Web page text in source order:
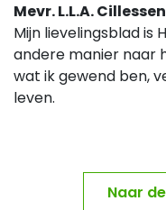
Mevr. L.L.A.
Mijn lievelingsblad is
andere manier naar
wat ik gewend ben,
leven.
Naar